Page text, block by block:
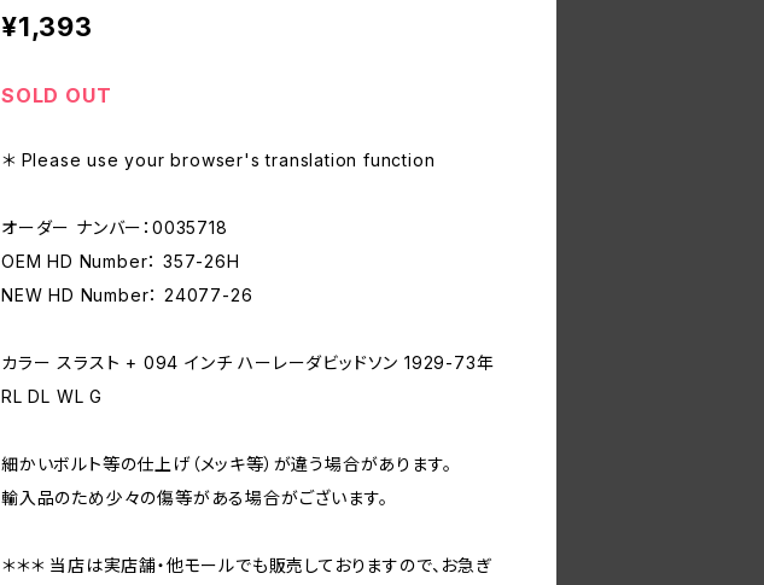
¥1,393
SOLD OUT
＊ Please use your browser's translation function
オーダー ナンバー：0035718
OEM HD Number： 357-26H
NEW HD Number： 24077-26
カラー スラスト + 094 インチ ハーレーダビッドソン 1929-73年
RL DL WL G
細かいボルト等の仕上げ（メッキ等）が違う場合があります。
輸入品のため少々の傷等がある場合がございます。
＊＊＊ 当店は実店舗・他モールでも販売しておりますので、お急ぎ